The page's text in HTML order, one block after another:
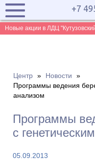
Новые акции в ЛДЦ
+7
Центр » Новости
»
Программы ведения
анализом
Программы
с
05.09.2013